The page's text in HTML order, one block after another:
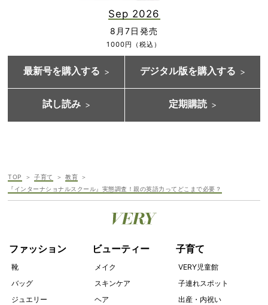
Sep 2026
8月7日発売
1000円（税込）
最新号を購入する デジタル版を購入する
試し読み 定期購読
TOP 子育て
教育
『インターナショナルスクール』実態調査！親の英語力ってどこまで必要？
ファッション
靴
バッグ
ジュエリー
ビューティー
メイク
スキンケア
ヘア
子育て
VERY児童館
子連れスポット
出産・内祝い